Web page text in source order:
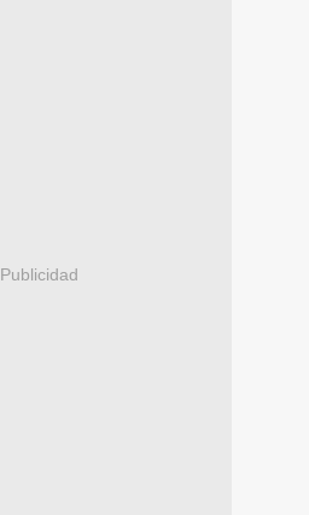
Publicidad